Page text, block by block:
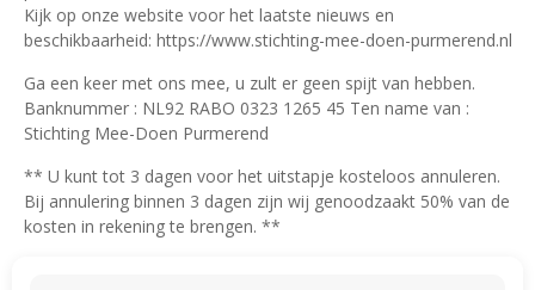
Kijk op onze website voor het laatste nieuws en
beschikbaarheid: https://www.stichting-mee-doen-purmerend.nl
Ga een keer met ons mee, u zult er geen spijt van hebben.
Banknummer : NL92 RABO 0323 1265 45 Ten name van :
Stichting Mee-Doen Purmerend
** U kunt tot 3 dagen voor het uitstapje kosteloos annuleren.
Bij annulering binnen 3 dagen zijn wij genoodzaakt 50% van de
kosten in rekening te brengen. **